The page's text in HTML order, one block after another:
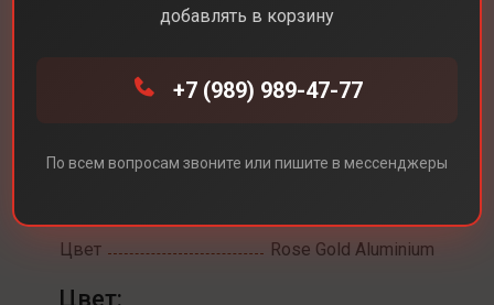
Смарт-часы Apple Watch Series 11 46 mm
Apple Watch Series 11
Цвет Rose Gold Aluminium
Цвет:
добавлять в корзину
+7 (989) 989-47-77
По всем вопросам звоните или пишите в мессенджеры